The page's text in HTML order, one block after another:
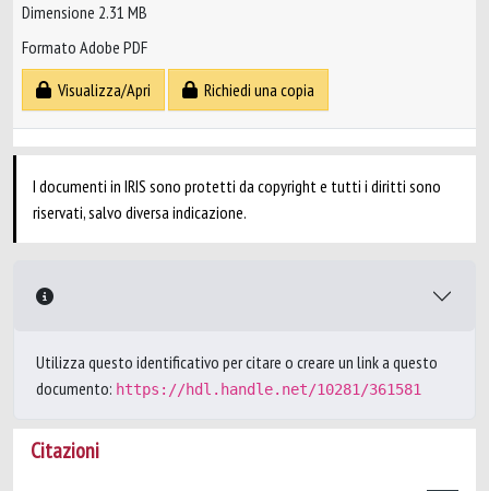
Dimensione 2.31 MB
Formato Adobe PDF
Visualizza/Apri
Richiedi una copia
I documenti in IRIS sono protetti da copyright e tutti i diritti sono
riservati, salvo diversa indicazione.
Utilizza questo identificativo per citare o creare un link a questo
documento: https://hdl.handle.net/10281/361581
Citazioni